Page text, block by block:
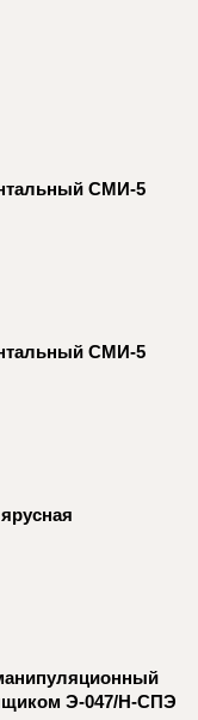
СМИ-5
СМИ-5
Э-047/Н-СПЭ